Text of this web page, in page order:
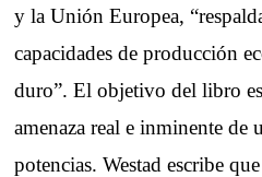
y la Unión Europea,
capacidades de producción
duro”. El objetivo del libro
amenaza real e inminente de
potencias. Westad escribe